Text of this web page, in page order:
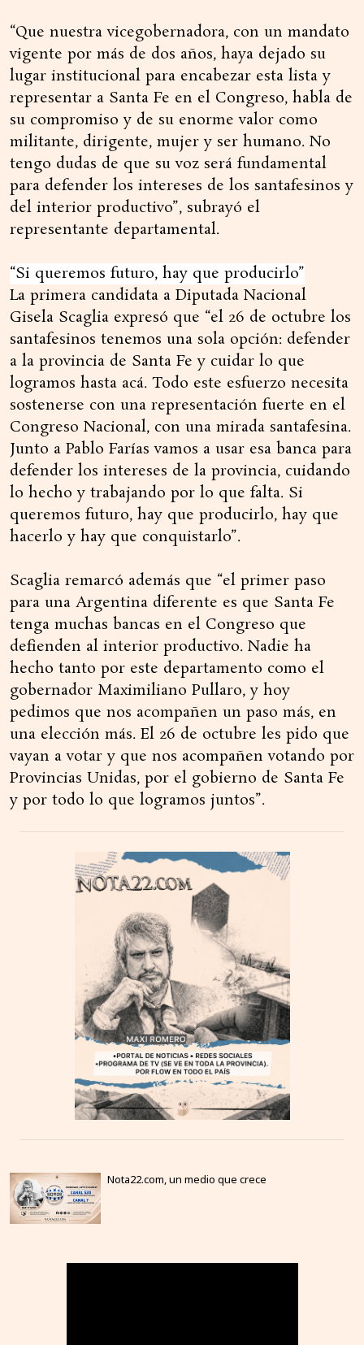
“Que nuestra vicegobernadora, con un mandato
vigente por más de dos años, haya dejado su
lugar institucional para encabezar esta lista y
representar a Santa Fe en el Congreso, habla de
su compromiso y de su enorme valor como
militante, dirigente, mujer y ser humano. No
tengo dudas de que su voz será fundamental
para defender los intereses de los santafesinos y
del interior productivo”, subrayó el
representante departamental.
“Si queremos futuro, hay que producirlo”
La primera candidata a Diputada Nacional
Gisela Scaglia expresó que “el 26 de octubre los
santafesinos tenemos una sola opción: defender
a la provincia de Santa Fe y cuidar lo que
logramos hasta acá. Todo este esfuerzo necesita
sostenerse con una representación fuerte en el
Congreso Nacional, con una mirada santafesina.
Junto a Pablo Farías vamos a usar esa banca para
defender los intereses de la provincia, cuidando
lo hecho y trabajando por lo que falta. Si
queremos futuro, hay que producirlo, hay que
hacerlo y hay que conquistarlo”.
Scaglia remarcó además que “el primer paso
para una Argentina diferente es que Santa Fe
tenga muchas bancas en el Congreso que
defienden al interior productivo. Nadie ha
hecho tanto por este departamento como el
gobernador Maximiliano Pullaro, y hoy
pedimos que nos acompañen un paso más, en
una elección más. El 26 de octubre les pido que
vayan a votar y que nos acompañen votando por
Provincias Unidas, por el gobierno de Santa Fe
y por todo lo que logramos juntos”.
Nota22.com, un medio que crece